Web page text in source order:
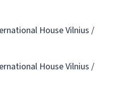
House Vilnius /
House Vilnius /